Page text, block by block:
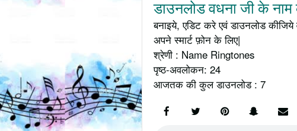
डाउनलोड वधना जी के नाम
बनाइये, एडिट करे एवं डाउनलोड
अपने स्मार्ट फ़ोन के लिए|
श्रेणी : Name Ringtones
पृष्ठ-अवलोकन: 24
आजतक की कुल डाउनलोड : 7